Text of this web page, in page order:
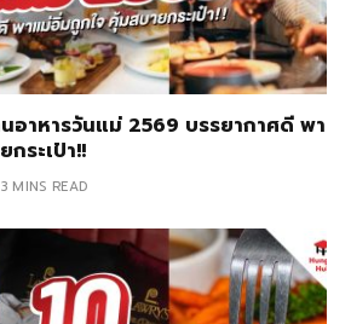
อาหารวันแม่ 2569 บรรยากาศดี พา
ระเป๋า!!
3 MINS READ